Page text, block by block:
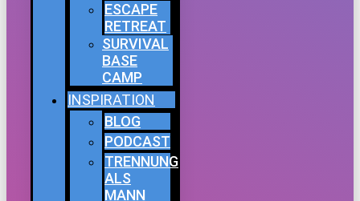
ESCAPE
RETREAT
SURVIVAL
BASE
CAMP
INSPIRATION
BLOG
PODCAST
TRENNUNG
ALS
MANN